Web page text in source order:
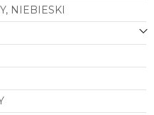
połączy w sobie
a jednocześnie
w każdej sytuacji,
wybór dla
i designerskiemu
elementem
niepowtarzalnego
NIEBIESKI